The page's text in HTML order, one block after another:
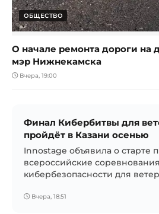
ОБЩЕСТВО
О начале ремонта дороги на
мэр Нижнекамска
Вчера, 19:00
Финал Кибербитвы для
пройдёт в Казани осенью
Innostage объявила о старте
всероссийские
кибербезопасности для
Вчера, 18:51